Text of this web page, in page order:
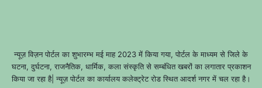
न्यूज़ विज़न पोर्टल का शुभारम्भ मई माह 2023 में किया गया, पोर्टल के माध्यम से जिले के
घटना, दुर्घटना, राजनैतिक, धार्मिक, कला संस्कृति से सम्बंधित खबरों का लगातार प्रकाशन
किया जा रहा है| न्यूज़ पोर्टल का कार्यालय कलेक्ट्रेट रोड स्थित आदर्श नगर में चल रहा है।